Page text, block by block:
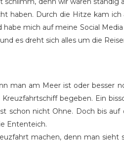
haben. Durch die Hitze kam
mich auf meine Social
es dreht sich alles um die
man am Meer ist oder besser
begeben. Ein
schon nicht Ohne. Doch bis
Ententeich.
machen, denn man sieht